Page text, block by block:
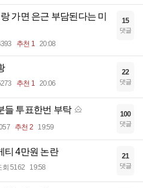
가면 은근 부담된다는 미
추천 1 20:08
15
댓글
추천 1 20:06
22
댓글
들 투표한번 부탁
추천 2 19:59
100
댓글
티 4만원 논란
회 5162 19:58
21
댓글